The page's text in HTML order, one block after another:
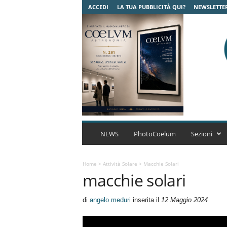
ACCEDI LA TUA PUBBLICITÀ QUI?
C
m
t
r
NEWS PhotoCoelum Sezioni
Home > Attività Solare > Macchie Solari
macchie solari
di angelo meduri inserita il 12 Maggio 2024